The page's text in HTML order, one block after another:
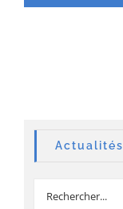
Actualités
Rechercher: